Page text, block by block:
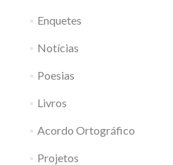
Enquetes
Notícias
Poesias
Livros
Acordo Ortográfico
Projetos